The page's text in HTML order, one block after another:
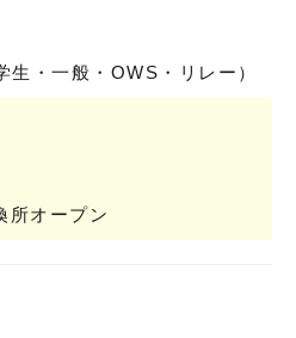
生・一般・OWS・リレー）
所オープン